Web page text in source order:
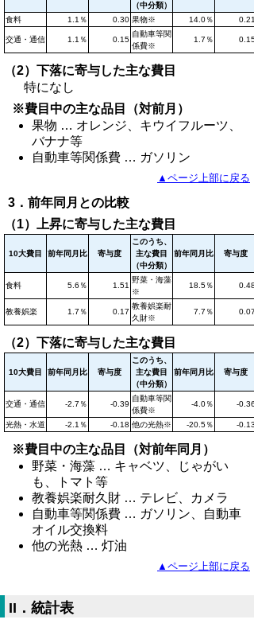
（中分類）
食料 1.1％ 0.30 果物※ 14.0％ 0.21
交通・通信 1.1％ 0.15
自動車等関
係費※
1.7％ 0.15
（2）下落に寄与した主な費目
特になし
※費目中の主な品目（対前月）
果物 … オレンジ、キウイフルーツ、
バナナ等
自動車等関係費 … ガソリン
▲ページ上部に戻る
3．前年同月との比較
（1）上昇に寄与した主な費目
10大費目 前年同月比 寄与度
このうち、
主な費目
（中分類）
前年同月比 寄与度
食料 5.6％ 1.51
野菜・海藻
※
18.5％ 0.48
教養娯楽 1.7％ 0.17
教養娯楽耐
久財※
7.7％ 0.07
（2）下落に寄与した主な費目
10大費目 前年同月比 寄与度
このうち、
主な費目
（中分類）
前年同月比 寄与度
交通・通信 -2.7％ -0.39
自動車等関
係費※
-4.0％ -0.36
光熱・水道 -2.1％ -0.18 他の光熱※ -20.5％ -0.13
※費目中の主な品目（対前年同月）
野菜・海藻 … キャベツ、じゃがい
も、トマト等
教養娯楽耐久財 … テレビ、カメラ
自動車等関係費 … ガソリン、自動車
オイル交換料
他の光熱 … 灯油
▲ページ上部に戻る
II．統計表